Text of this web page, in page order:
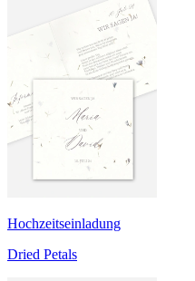
Hochzeitseinladung
Dried Petals